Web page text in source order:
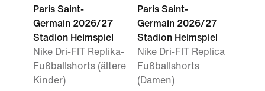
Paris Saint-
Germain 2026/27
Stadion Heimspiel
Nike Dri-FIT Replika-
Fußballshorts (ältere
Kinder)
Paris Saint-
Germain 2026/27
Stadion Heimspiel
Nike Dri-FIT Replica
Fußballshorts
(Damen)